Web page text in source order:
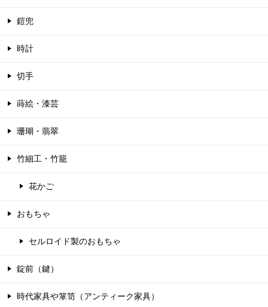
鎧兜
時計
切手
蒔絵・漆芸
珊瑚・翡翠
竹細工・竹籠
花かご
おもちゃ
セルロイド製のおもちゃ
錠前（鍵）
時代家具や箪笥（アンティーク家具）